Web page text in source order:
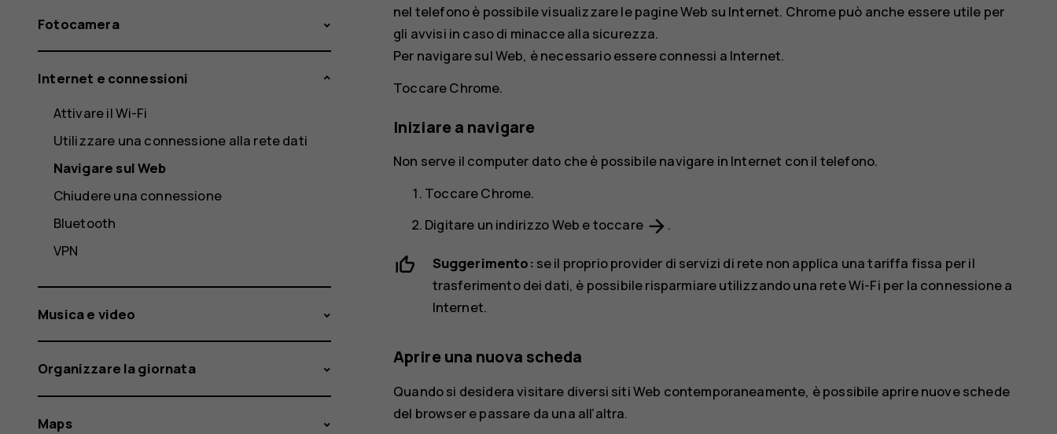
nel telefono è possibile visualizzare le pagine Web su Internet. Chromepuò anche essere utile per
gli avvisi in caso di minacce alla sicurezza.
Per navigare sul Web, è necessario essere connessi a Internet.
ToccareChrome.
Iniziare a navigare
Non serve il computer dato che è possibile navigare in Internet con il telefono.
ToccareChrome.
Digitare un indirizzo Web e toccare arrow_forward .
Suggerimento: se il proprio provider di servizi di rete non applica una tariffa fissa per il
trasferimento dei dati, è possibile risparmiare utilizzando una rete Wi-Fi per la connessione a
Internet.
Aprire una nuova scheda
Quando si desidera visitare diversi siti Web contemporaneamente, è possibile aprire nuove schede
del browser e passare da una all’altra.
Fotocamera
Internet e connessioni
Attivare il Wi-Fi
Utilizzare una connessione alla rete dati
Navigare sul Web
Chiudere una connessione
Bluetooth
VPN
Musica e video
Organizzare la giornata
Maps